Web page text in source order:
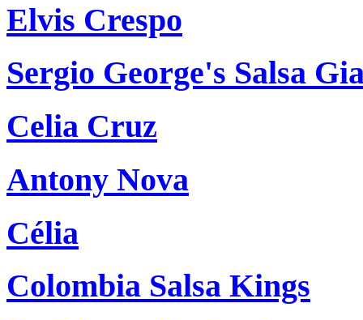
Elvis Crespo
Sergio George's Salsa
Celia Cruz
Antony Nova
Célia
Colombia Salsa Kings